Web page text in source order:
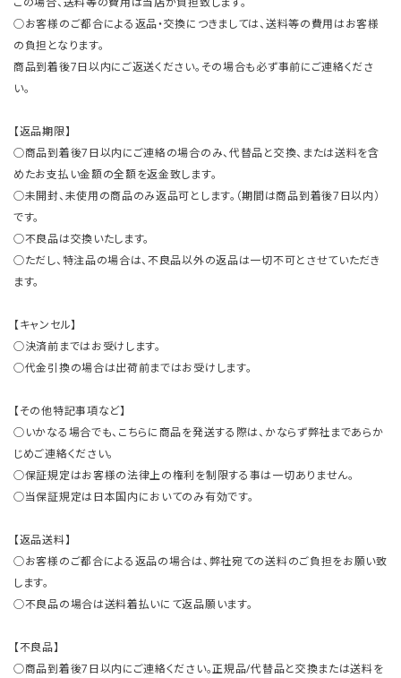
○お客様のご都合による返品・交換につきましては、送料等の費用はお客様
の負担となります。
商品到着後7日以内にご返送ください。その場合も必ず事前にご連絡くださ
い。
【返品期限】
○商品到着後7日以内にご連絡の場合のみ、代替品と交換、または送料を含
めたお支払い金額の全額を返金致します。
○未開封、未使用の商品のみ返品可とします。（期間は商品到着後7日以内）
です。
○不良品は交換いたします。
○ただし、特注品の場合は、不良品以外の返品は一切不可とさせていただき
ます。
【キャンセル】
○決済前まではお受けします。
○代金引換の場合は出荷前まではお受けします。
【その他特記事項など】
○いかなる場合でも、こちらに商品を発送する際は、かならず弊社まであらか
じめご連絡ください。
○保証規定はお客様の法律上の権利を制限する事は一切ありません。
○当保証規定は日本国内においてのみ有効です。
【返品送料】
○お客様のご都合による返品の場合は、弊社宛ての送料のご負担をお願い致
します。
○不良品の場合は送料着払いにて返品願います。
【不良品】
○商品到着後7日以内にご連絡ください。正規品/代替品と交換または送料を